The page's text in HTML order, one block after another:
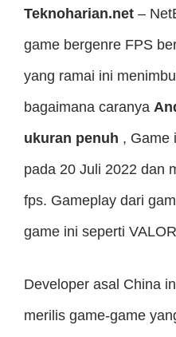
Teknoharian.net –
game bergenre FPS
yang ramai ini
bagaimana caranya
ukuran penuh , Game
pada 20 Juli 2022 dan
fps. Gameplay dari
game ini seperti
Developer asal China
merilis game-game